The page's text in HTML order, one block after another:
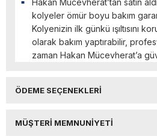
Hakan Mücevherat’tan satın
kolyeler ömür boyu bakım
Kolyenizin ilk günkü ışıltısını
olarak bakım yaptırabilir,
zaman Hakan Mücevherat’a
ÖDEME SEÇENEKLERI
MÜŞTERI MEMNUNIYETI